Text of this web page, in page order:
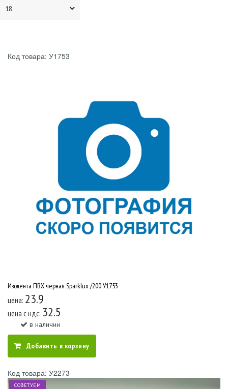
18
Код товара: У1753
Изолента ПВХ черная Sparklux /200 У1753
цена: 23.9
цена c ндс: 32.5
в наличии
Добавить в корзину
Код товара: У2273
СОВЕТУЕМ